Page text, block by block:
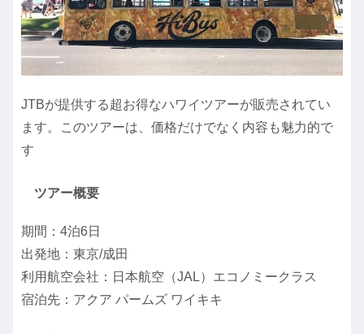
JTBが提供する超お得なハワイツアーが販売されてい
ます。このツアーは、価格だけでなく内容も魅力的で
す
ツアー概要
期間：4泊6日
出発地：東京/成田
利用航空会社：日本航空（JAL）エコノミークラス
宿泊先：アクア パームズ ワイキキ